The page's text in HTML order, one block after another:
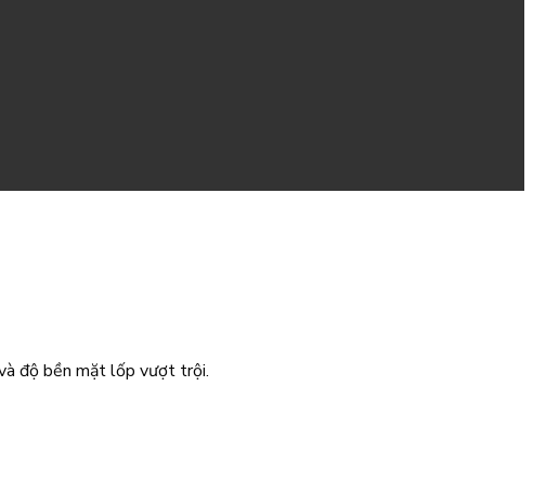
độ bền mặt lốp vượt trội.